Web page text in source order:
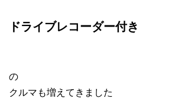
ドライブレコーダー付き
の
クルマも増えてきました